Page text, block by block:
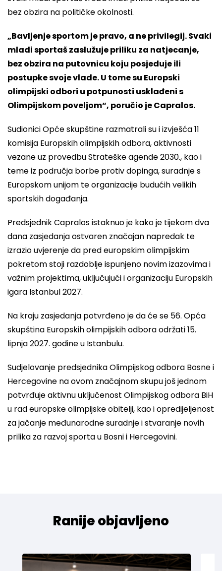
bez obzira na političke okolnosti.
„Bavljenje sportom je pravo, a ne privilegij. Svaki
mladi sportaš zaslužuje priliku za natjecanje,
bez obzira na putovnicu koju posjeduje ili
postupke svoje vlade. U tome su Europski
olimpijski odbori u potpunosti usklađeni s
Olimpijskom poveljom“, poručio je Capralos.
Sudionici Opće skupštine razmatrali su i izvješća 11
komisija Europskih olimpijskih odbora, aktivnosti
vezane uz provedbu Strateške agende 2030., kao i
teme iz područja borbe protiv dopinga, suradnje s
Europskom unijom te organizacije budućih velikih
sportskih događanja.
Predsjednik Capralos istaknuo je kako je tijekom dva
dana zasjedanja ostvaren značajan napredak te
izrazio uvjerenje da pred europskim olimpijskim
pokretom stoji razdoblje ispunjeno novim izazovima i
važnim projektima, uključujući i organizaciju Europskih
igara Istanbul 2027.
Na kraju zasjedanja potvrđeno je da će se 56. Opća
skupština Europskih olimpijskih odbora održati 15.
lipnja 2027. godine u Istanbulu.
Sudjelovanje predsjednika Olimpijskog odbora Bosne i
Hercegovine na ovom značajnom skupu još jednom
potvrđuje aktivnu uključenost Olimpijskog odbora BiH
u rad europske olimpijske obitelji, kao i opredijeljenost
za jačanje međunarodne suradnje i stvaranje novih
prilika za razvoj sporta u Bosni i Hercegovini.
Ranije objavljeno